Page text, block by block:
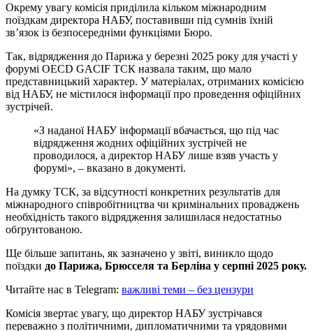
Окрему увагу комісія приділила кільком міжнародним
поїздкам директора НАБУ, поставивши під сумнів їхній
зв’язок із безпосередніми функціями Бюро.
Так, відрядження до Парижа у березні 2025 року для участі у
форумі OECD GACIF ТСК назвала таким, що мало
представницький характер. У матеріалах, отриманих комісією
від НАБУ, не містилося інформації про проведення офіційних
зустрічей.
«З наданої НАБУ інформації вбачається, що під час
відрядження жодних офіційних зустрічей не
проводилося, а директор НАБУ лише взяв участь у
форумі», – вказано в документі.
На думку ТСК, за відсутності конкретних результатів для
міжнародного співробітництва чи кримінальних проваджень
необхідність такого відрядження залишилася недостатньо
обґрунтованою.
Ще більше запитань, як зазначено у звіті, виникло щодо
поїздки до Парижа, Брюсселя та Берліна у серпні 2025 року.
Читайте нас в Telegram: важливі теми – без цензури
Комісія звертає увагу, що директор НАБУ зустрічався
переважно з політичними, дипломатичними та урядовими